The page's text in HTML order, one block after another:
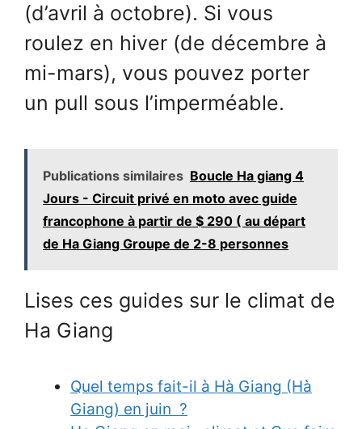
(d’avril à octobre). Si vous
roulez en hiver (de décembre à
mi-mars), vous pouvez porter
un pull sous l’imperméable.
Publications similaires Boucle Ha giang 4
Jours - Circuit privé en moto avec guide
francophone à partir de $ 290 ( au départ
de Ha Giang Groupe de 2-8 personnes
Lises ces guides sur le climat de
Ha Giang
Quel temps fait-il à Hà Giang (Hà
Giang) en juin ?